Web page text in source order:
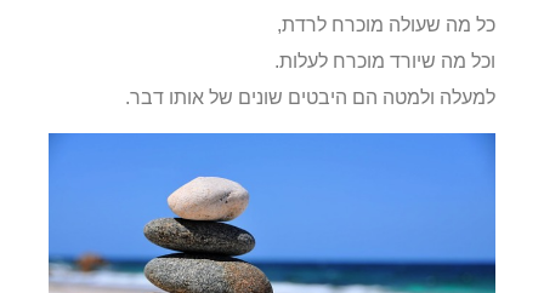
כל מה שעולה מוכרח לרדת,
וכל מה שיורד מוכרח לעלות.
למעלה ולמטה הם היבטים שונים של אותו דבר.